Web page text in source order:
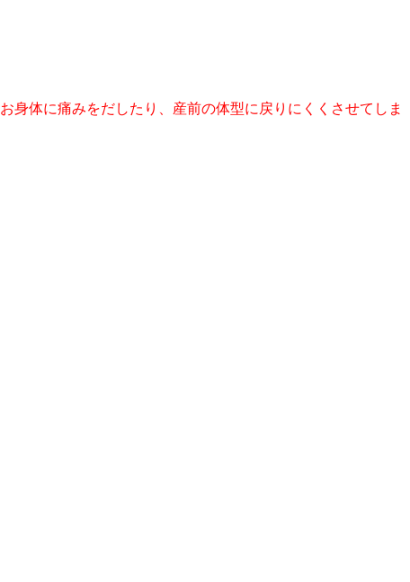
お身体に痛みをだしたり、産前の体型に戻りにくくさせてしま